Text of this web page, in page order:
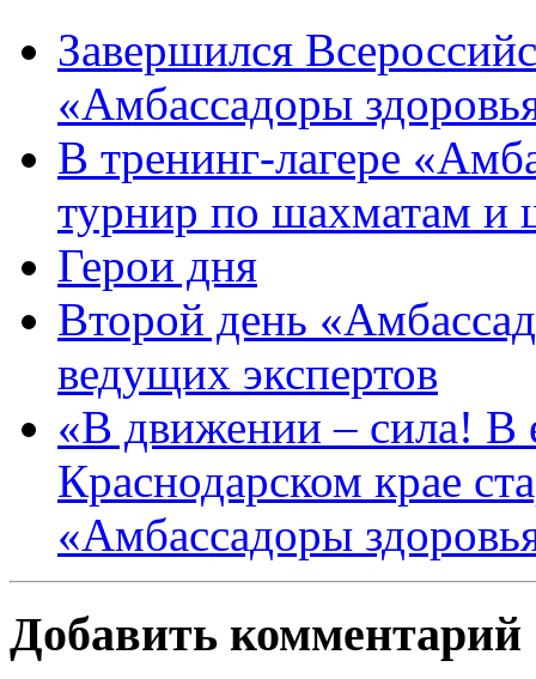
Завершился
«Амбассадоры
В тренинг-лагере
турнир по шахматам и
Герои дня
Второй день
ведущих экспертов
«В движении – сила! В
Краснодарском крае
«Амбассадоры
Добавить комментарий